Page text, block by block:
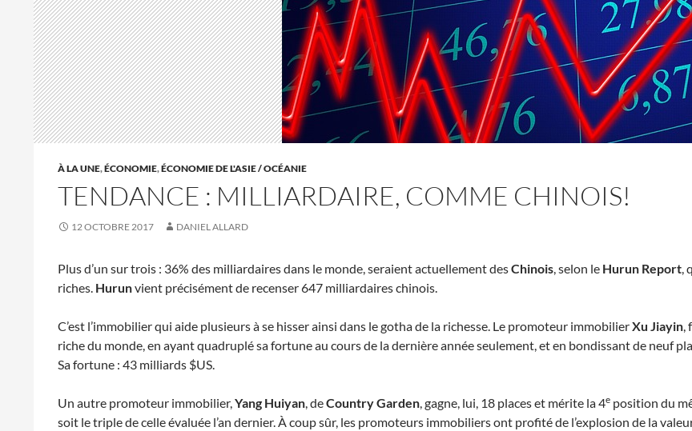
À LA UNE,ÉCONOMIE,ÉCONOMIE DE L'ASIE / OCÉANIE
TENDANCE : MILLIARDAIRE, COMME CHINOIS!
12 OCTOBRE 2017 DANIEL ALLARD
Plus d’un sur trois : 36% des milliardaires dans le monde, seraient actuellement desChinois, selon le Hurun Report,
riches. Hurunvient précisément de recenser 647 milliardaires chinois.
C’est l’immobilier qui aide plusieurs à se hisser ainsi dans le gotha de la richesse. Le promoteur immobilierXu Jiayin,
riche du monde, en ayant quadruplé sa fortune au cours de la dernière année seulement, et en bondissant de neuf
Sa fortune : 43 milliards $US.
Un autre promoteur immobilier,Yang Huiyan, deCountry Garden, gagne, lui, 18 places et mérite la 4e position du
soit le triple de celle évaluée l’an dernier. À coup sûr, les promoteurs immobiliers ont profité de l’explosion de la